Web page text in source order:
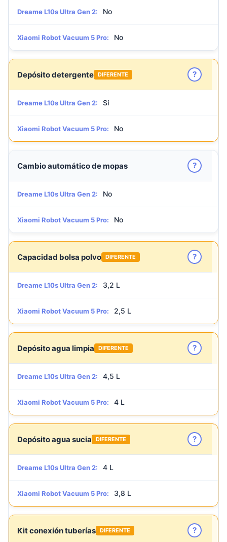
Dreame L10s Ultra Gen 2: No
Xiaomi Robot Vacuum 5 Pro: No
Depósito detergente DIFERENTE ?
Dreame L10s Ultra Gen 2: Sí
Xiaomi Robot Vacuum 5 Pro: No
Cambio automático de mopas ?
Dreame L10s Ultra Gen 2: No
Xiaomi Robot Vacuum 5 Pro: No
Capacidad bolsa polvo DIFERENTE ?
Dreame L10s Ultra Gen 2: 3,2 L
Xiaomi Robot Vacuum 5 Pro: 2,5 L
Depósito agua limpia DIFERENTE ?
Dreame L10s Ultra Gen 2: 4,5 L
Xiaomi Robot Vacuum 5 Pro: 4 L
Depósito agua sucia DIFERENTE ?
Dreame L10s Ultra Gen 2: 4 L
Xiaomi Robot Vacuum 5 Pro: 3,8 L
Kit conexión tuberías DIFERENTE ?